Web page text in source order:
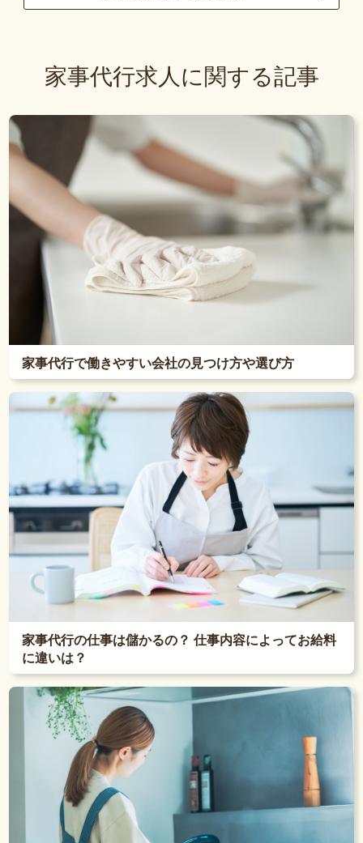
家事代行求人に関する記事
家事代行で働きやすい会社の見つけ方や選び方
家事代行の仕事は儲かるの？ 仕事内容によってお給料
に違いは？